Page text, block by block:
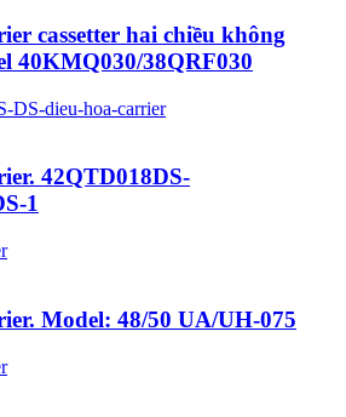
cassetter hai chiều không
40KMQ030/38QRF030
42QTD018DS-
1
Model: 48/50 UA/UH-075